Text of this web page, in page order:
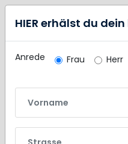
HIER erhälst du
Anrede Frau Herr